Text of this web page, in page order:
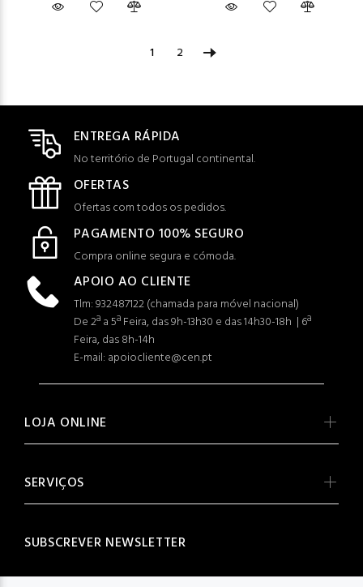
1 2
ENTREGA RÁPIDA
No território de Portugal continental.
OFERTAS
Ofertas com todos os pedidos.
PAGAMENTO 100% SEGURO
Compra online segura e cómoda.
APOIO AO CLIENTE
Tlm: 932487122 (chamada para móvel nacional)
De 2ª a 5ª Feira, das 9h-13h30 e das 14h30-18h | 6ª
Feira, das 8h-14h
E-mail: apoiocliente@cen.pt
LOJA ONLINE
SERVIÇOS
SUBSCREVER NEWSLETTER